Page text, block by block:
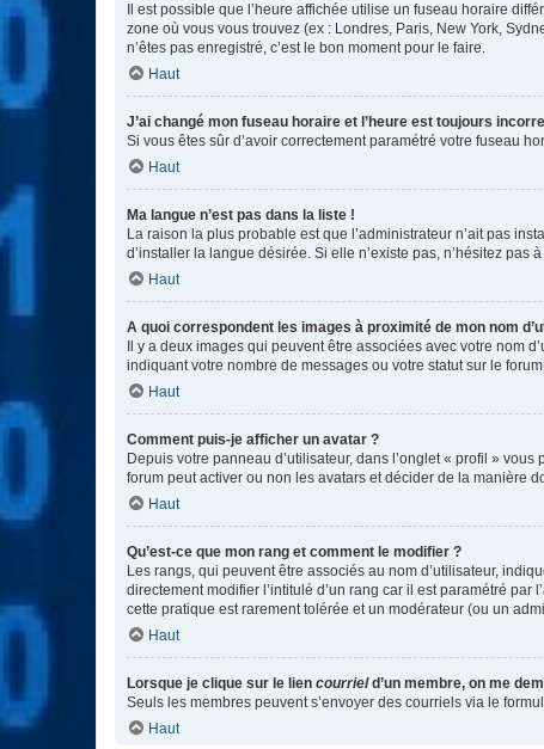
Il est possible que l’heure affichée utilise un fuseau horaire
zone où vous vous trouvez (ex : Londres, Paris, New York,
n’êtes pas enregistré, c’est le bon moment pour le faire.
Haut
J’ai changé mon fuseau horaire et l’heure est toujours
Si vous êtes sûr d’avoir correctement paramétré votre fuseau
Haut
Ma langue n’est pas dans la liste !
La raison la plus probable est que l’administrateur n’ait pas
d’installer la langue désirée. Si elle n’existe pas, n’hésitez
Haut
A quoi correspondent les images à proximité de mon nom
Il y a deux images qui peuvent être associées avec votre nom
indiquant votre nombre de messages ou votre statut sur le
Haut
Comment puis-je afficher un avatar ?
Depuis votre panneau d’utilisateur, dans l’onglet « profil »
forum peut activer ou non les avatars et décider de la manière
Haut
Qu’est-ce que mon rang et comment le modifier ?
Les rangs, qui peuvent être associés au nom d’utilisateur,
directement modifier l’intitulé d’un rang car il est paramétré
cette pratique est rarement tolérée et un modérateur (ou un
Haut
Lorsque je clique sur le lien courrield’un membre, on me
Seuls les membres peuvent s’envoyer des courriels via le
Haut